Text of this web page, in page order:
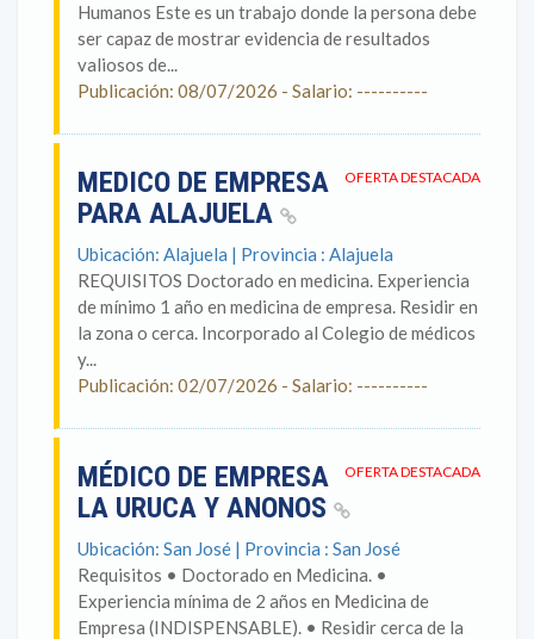
Humanos Este es un trabajo donde la persona debe
ser capaz de mostrar evidencia de resultados
valiosos de...
Publicación: 08/07/2026 - Salario: ----------
OFERTA DESTACADA
MEDICO DE EMPRESA
PARA ALAJUELA
Ubicación: Alajuela | Provincia : Alajuela
REQUISITOS Doctorado en medicina. Experiencia
de mínimo 1 año en medicina de empresa. Residir en
la zona o cerca. Incorporado al Colegio de médicos
y...
Publicación: 02/07/2026 - Salario: ----------
OFERTA DESTACADA
MÉDICO DE EMPRESA
LA URUCA Y ANONOS
Ubicación: San José | Provincia : San José
Requisitos • Doctorado en Medicina. •
Experiencia mínima de 2 años en Medicina de
Empresa (INDISPENSABLE). • Residir cerca de la